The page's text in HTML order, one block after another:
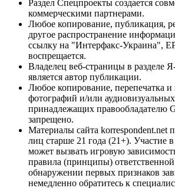
Раздел Спецпроекты создается
коммерческими партнерами.
Любое копирование, публикация,
другое распространение
ссылку на "Интерфакс-Украина",
воспрещается.
Владелец веб-страницы в разделе
является автор публикации.
Любое копирование, перепечатка и
фотографий и/или
принадлежащих правообладателю
запрещено.
Материалы сайта korrespondent.net
лиц старше 21 года (21+). Участие
может вызвать игровую
правила (принципы)
обнаружении первых признаков
немедленно обратитесь к